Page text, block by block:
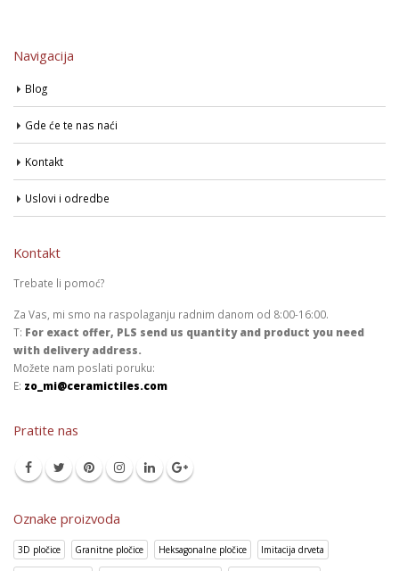
Navigacija
Blog
Gde će te nas naći
Kontakt
Uslovi i odredbe
Kontakt
Trebate li pomoć?
Za Vas, mi smo na raspolaganju radnim danom od 8:00-16:00.
T: For exact offer, PLS send us quantity and product you need
with delivery address.
Možete nam poslati poruku:
E: zo_mi@ceramictiles.com
Pratite nas
Oznake proizvoda
3D pločice Granitne pločice Heksagonalne pločice Imitacija drveta